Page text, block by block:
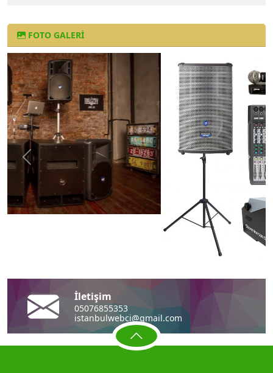
FOTO GALERI
Önceki
İletişim
05076855353
istanbulwebci@gmail.com